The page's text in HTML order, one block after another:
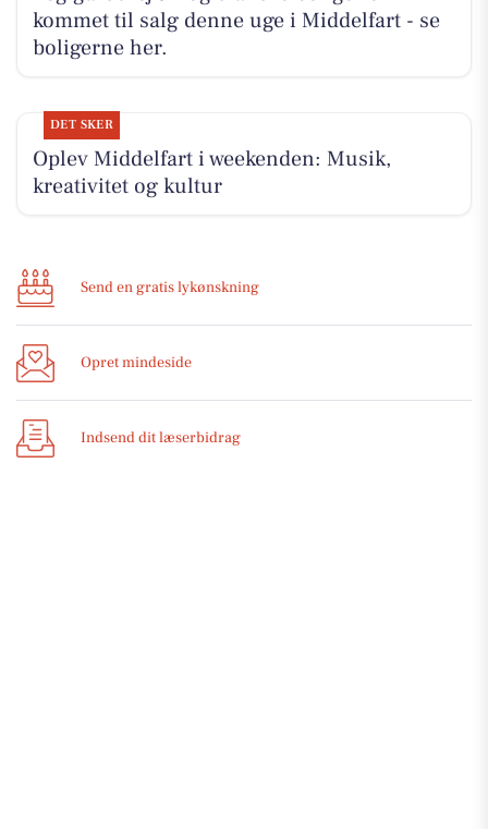
kommet til salg denne uge i Middelfart - se
boligerne her.
DET SKER
Oplev Middelfart i weekenden: Musik,
kreativitet og kultur
Send en gratis lykønskning
Opret mindeside
Indsend dit læserbidrag